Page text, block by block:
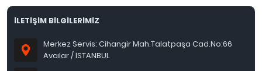
İLETİŞİM BİLGİLERİMİZ
Merkez Servis: Cihangir Mah.Talatpaşa Cad.No:66
Avcılar / İSTANBUL